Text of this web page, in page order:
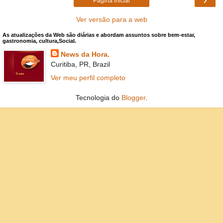
Ver versão para a web
As atualizações da Web são diárias e abordam assuntos sobre bem-estar,
gastronomia, cultura,Social.
News da Hora.
Curitiba, PR, Brazil
Ver meu perfil completo
Tecnologia do Blogger.